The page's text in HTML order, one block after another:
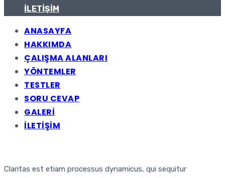
İLETIŞIM
ANASAYFA
HAKKIMDA
ÇALIŞMA ALANLARI
YÖNTEMLER
TESTLER
SORU CEVAP
GALERI
İLETIŞIM
Claritas est etiam processus dynamicus, qui sequitur